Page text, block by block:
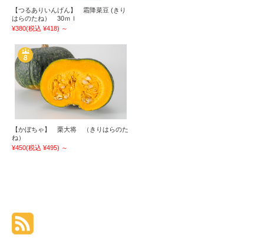
【つるありいんげん】 霜降菜豆 (きり
はらのたね） 30ｍｌ
¥380(税込 ¥418) ～
【かぼちゃ】 栗大将 （きりはらのた
ね）
¥450(税込 ¥495) ～